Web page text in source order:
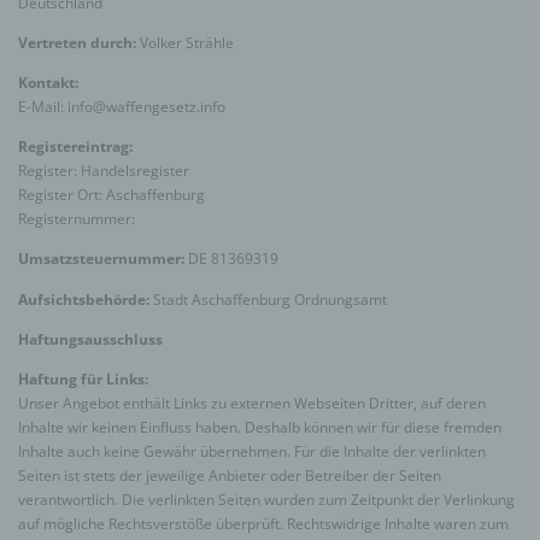
Vertreten durch:Volker Strähle
Kontakt:
E-Mail: info@waffengesetz.info
Registereintrag:
Register: Handelsregister
Register Ort: Aschaffenburg
Registernummer:
Umsatzsteuernummer: DE 81369319
Aufsichtsbehörde: Stadt Aschaffenburg Ordnungsamt
Haftungsausschluss
Haftung für Links:
Unser Angebot enthält Links zu externen Webseiten Dritter, auf deren
Inhalte wir keinen Einfluss haben. Deshalb können wir für diese fremden
Inhalte auch keine Gewähr übernehmen. Für die Inhalte der verlinkten
Seiten ist stets der jeweilige Anbieter oder Betreiber der Seiten
verantwortlich. Die verlinkten Seiten wurden zum Zeitpunkt der Verlinkung
auf mögliche Rechtsverstöße überprüft. Rechtswidrige Inhalte waren zum